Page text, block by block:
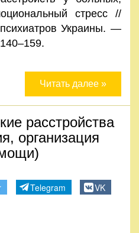
стресс //
Украины. —
Читать далее »
расстройства
организация
Telegram
VK